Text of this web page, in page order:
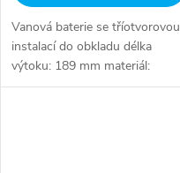
Vanová baterie se tříotvorovou
instalací do obkladu délka
výtoku: 189 mm materiál:
mosaz barva: chrom pro